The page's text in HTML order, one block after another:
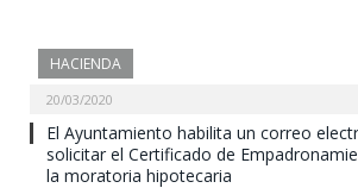
HACIENDA
20/03/2020
El Ayuntamiento habilita un correo
solicitar el Certificado de
la moratoria hipotecaria